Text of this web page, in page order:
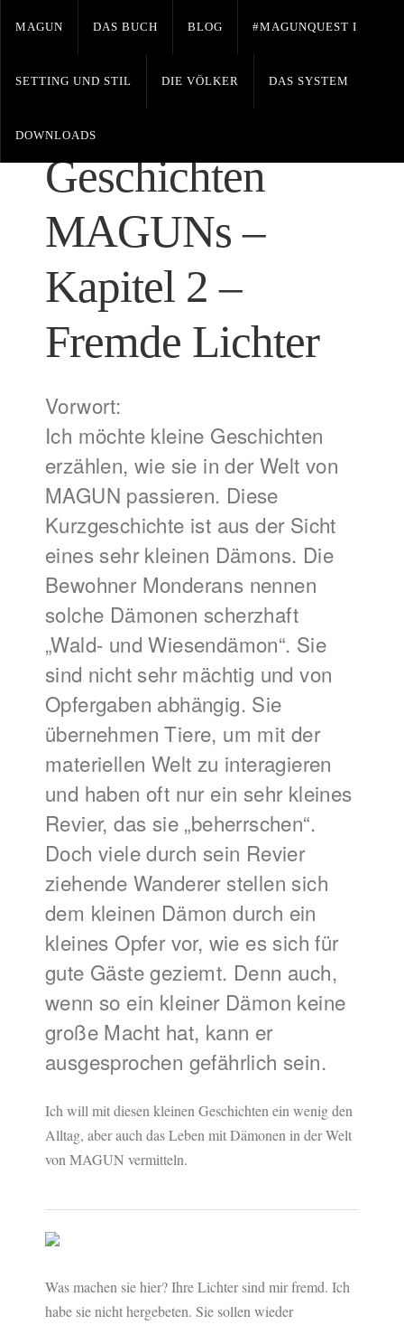
MAGUN DAS BUCH BLOG #MAGUNQUEST I
SETTING UND STIL DIE VÖLKER DAS SYSTEM
DOWNLOADS
Posted on November 5, 2018 by
Geschichten
MAGUNs –
Kapitel 2 –
Fremde Lichter
Vorwort:
Ich möchte kleine Geschichten
erzählen, wie sie in der Welt von
MAGUN passieren. Diese
Kurzgeschichte ist aus der Sicht
eines sehr kleinen Dämons. Die
Bewohner Monderans nennen
solche Dämonen scherzhaft
„Wald- und Wiesendämon“. Sie
sind nicht sehr mächtig und von
Opfergaben abhängig. Sie
übernehmen Tiere, um mit der
materiellen Welt zu interagieren
und haben oft nur ein sehr kleines
Revier, das sie „beherrschen“.
Doch viele durch sein Revier
ziehende Wanderer stellen sich
dem kleinen Dämon durch ein
kleines Opfer vor, wie es sich für
gute Gäste geziemt. Denn auch,
wenn so ein kleiner Dämon keine
große Macht hat, kann er
ausgesprochen gefährlich sein.
Ich will mit diesen kleinen Geschichten ein wenig den
Alltag, aber auch das Leben mit Dämonen in der Welt
von MAGUN vermitteln.
Was machen sie hier? Ihre Lichter sind mir fremd. Ich
habe sie nicht hergebeten. Sie sollen wieder